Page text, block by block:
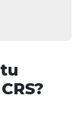
a tu